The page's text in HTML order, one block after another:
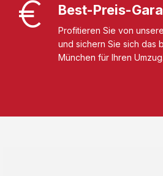
Best-Preis-
Profitieren Sie von
und sichern Sie sich das
München für Ihren Umzug.